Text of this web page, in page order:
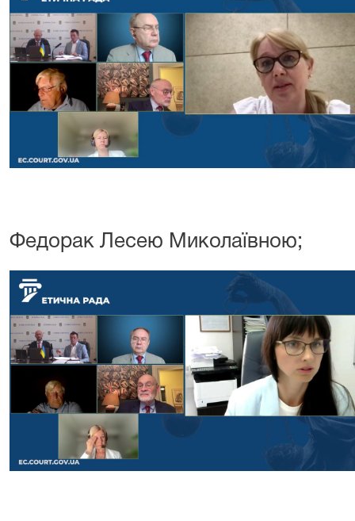
Федорак Лесею Миколаївною;